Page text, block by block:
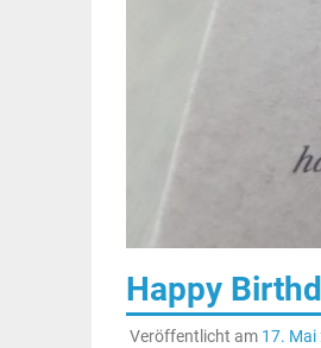
Happy
Veröffentlicht am 17. Mai